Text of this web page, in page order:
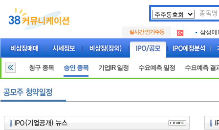
실시간 인기주동
.
아크로
삼성메
.
아크로
아하
청구 종목 승인 종목 기업IR 일정 수요예측 일정 수요예측 결